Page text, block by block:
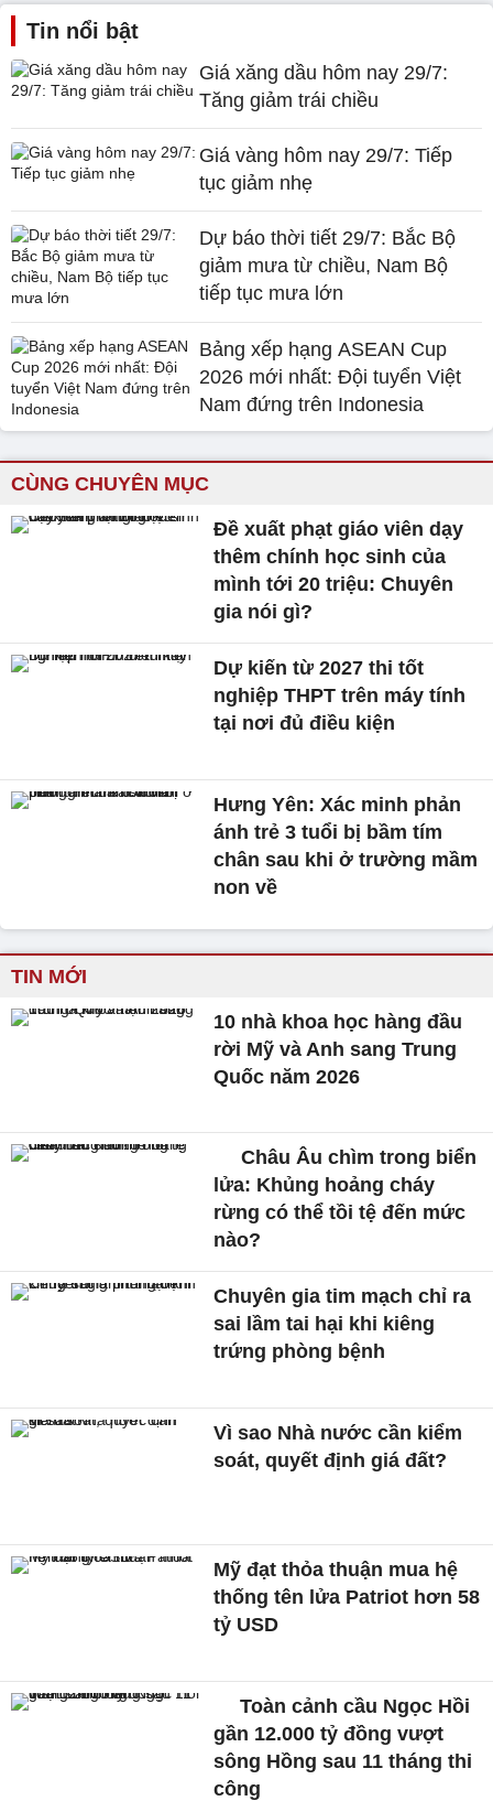
Tin nổi bật
Giá xăng dầu hôm nay 29/7:
Tăng giảm trái chiều
Giá vàng hôm nay 29/7: Tiếp
tục giảm nhẹ
Dự báo thời tiết 29/7: Bắc Bộ
giảm mưa từ chiều, Nam Bộ
tiếp tục mưa lớn
Bảng xếp hạng ASEAN Cup
2026 mới nhất: Đội tuyển Việt
Nam đứng trên Indonesia
CÙNG CHUYÊN MỤC
Đề xuất phạt giáo viên dạy
thêm chính học sinh của
mình tới 20 triệu: Chuyên
gia nói gì?
Dự kiến từ 2027 thi tốt
nghiệp THPT trên máy tính
tại nơi đủ điều kiện
Hưng Yên: Xác minh phản
ánh trẻ 3 tuổi bị bầm tím
chân sau khi ở trường mầm
non về
TIN MỚI
10 nhà khoa học hàng đầu
rời Mỹ và Anh sang Trung
Quốc năm 2026
Châu Âu chìm trong biển
lửa: Khủng hoảng cháy
rừng có thể tồi tệ đến mức
nào?
Chuyên gia tim mạch chỉ ra
sai lầm tai hại khi kiêng
trứng phòng bệnh
Vì sao Nhà nước cần kiểm
soát, quyết định giá đất?
Mỹ đạt thỏa thuận mua hệ
thống tên lửa Patriot hơn 58
tỷ USD
Toàn cảnh cầu Ngọc Hồi
gần 12.000 tỷ đồng vượt
sông Hồng sau 11 tháng thi
công